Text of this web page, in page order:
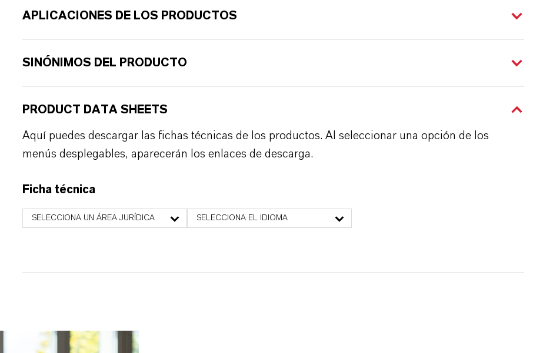
APLICACIONES DE LOS PRODUCTOS
SINÓNIMOS DEL PRODUCTO
PRODUCT DATA SHEETS
Aquí puedes descargar las fichas técnicas de los productos. Al seleccionar una opción de los
menús desplegables, aparecerán los enlaces de descarga.
Ficha técnica
SELECCIONA UN ÁREA JURÍDICA SELECCIONA EL IDIOMA